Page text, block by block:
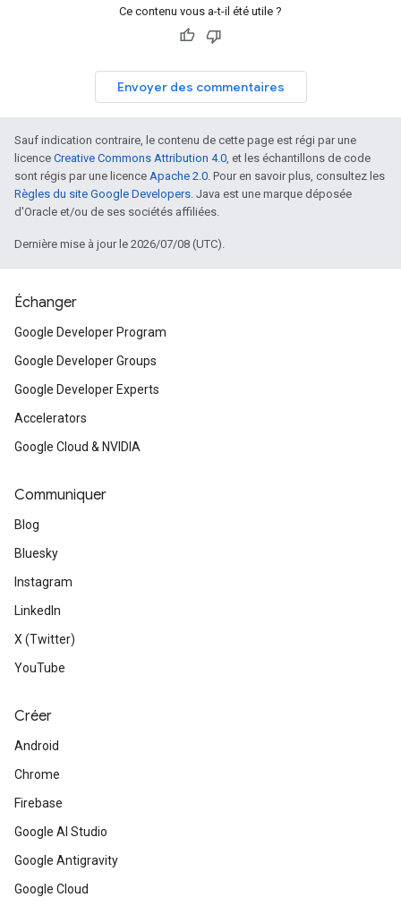
Ce contenu vous a-t-il été utile ?
Envoyer des commentaires
Sauf indication contraire, le contenu de cette page est régi par une
licence Creative Commons Attribution 4.0, et les échantillons de code
sont régis par une licence Apache 2.0. Pour en savoir plus, consultez les
Règles du site Google Developers. Java est une marque déposée
d'Oracle et/ou de ses sociétés affiliées.
Dernière mise à jour le 2026/07/08 (UTC).
Échanger
Google Developer Program
Google Developer Groups
Google Developer Experts
Accelerators
Google Cloud & NVIDIA
Communiquer
Blog
Bluesky
Instagram
LinkedIn
X (Twitter)
YouTube
Créer
Android
Chrome
Firebase
Google AI Studio
Google Antigravity
Google Cloud